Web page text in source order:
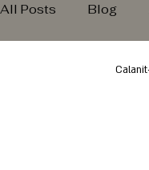
All Posts Blog
Calanit